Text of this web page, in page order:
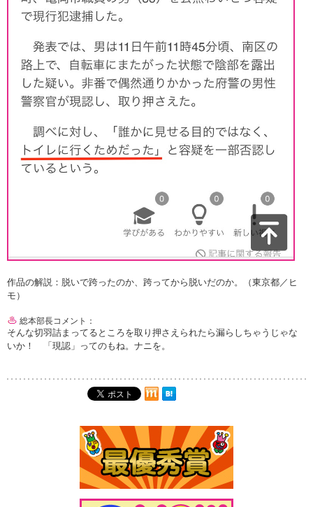
作品の解説：脱いで跨ったのか、跨ってから脱いだのか。（東京都／ヒ
モ）
総本部長コメント：
そんな切羽詰まってるところを取り押さえられたら漏らしちゃうじゃな
いか！ 「現認」ってのもね。ナニを。